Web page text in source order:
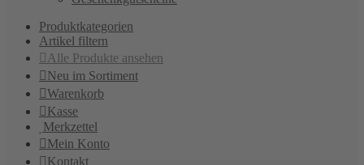
Produktkategorien
Artikel filtern
Alle Produkte ansehen
Neu im Sortiment
Warenkorb
Kasse
Merkzettel
Mein Konto
Kontakt